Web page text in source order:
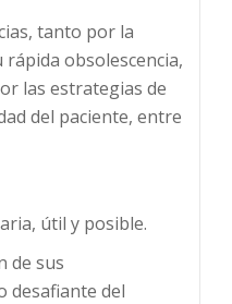
tanto por la
obsolescencia,
las estrategias de
del paciente, entre
útil y posible.
de sus
desafiante del